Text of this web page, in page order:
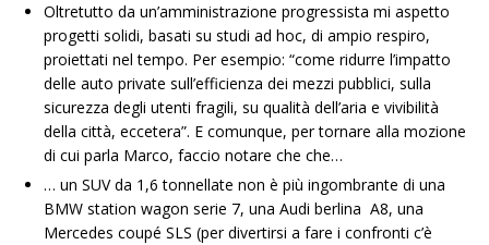
Oltretutto da un’amministrazione progressista mi aspetto
progetti solidi, basati su studi ad hoc, di ampio respiro,
proiettati nel tempo. Per esempio: “come ridurre l’impatto
delle auto private sull’efficienza dei mezzi pubblici, sulla
sicurezza degli utenti fragili, su qualità dell’aria e vivibilità
della città, eccetera”. E comunque, per tornare alla mozione
di cui parla Marco, faccio notare che che…
… un SUV da 1,6 tonnellate non è più ingombrante di una
BMW station wagon serie 7, una Audi berlina A8, una
Mercedes coupé SLS (per divertirsi a fare i confronti c’è